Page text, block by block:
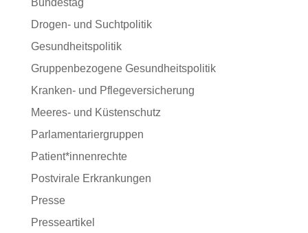
Drogen- und Suchtpolitik
Gesundheitspolitik
Gruppenbezogene Gesundheitspolitik
Kranken- und Pflegeversicherung
Meeres- und Küstenschutz
Parlamentariergruppen
Patient*innenrechte
Postvirale Erkrankungen
Presse
Presseartikel